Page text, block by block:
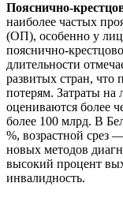
Пояснично-
наиболее частых
(ОП), особенно у лиц
пояснично-
длительности
развитых стран,
потерям. Затраты
оцениваются более
более 100 млрд. В
%, возрастной срез
новых методов
высокий процент
инвалидность.